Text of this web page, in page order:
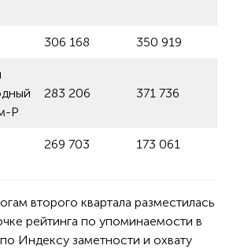
306 168 350 919
Р
283 206 371 736
269 703 173 061
второго квартала разместилась
рейтинга по упоминаемости в
Индексу заметности и охвату